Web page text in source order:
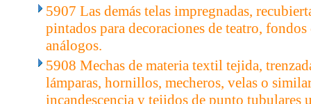
5907 Las demás telas impregnadas,
pintados para decoraciones de teatro,
análogos.
5908 Mechas de materia textil tejida,
lámparas, hornillos, mecheros, velas o
incandescencia y tejidos de punto tubulares